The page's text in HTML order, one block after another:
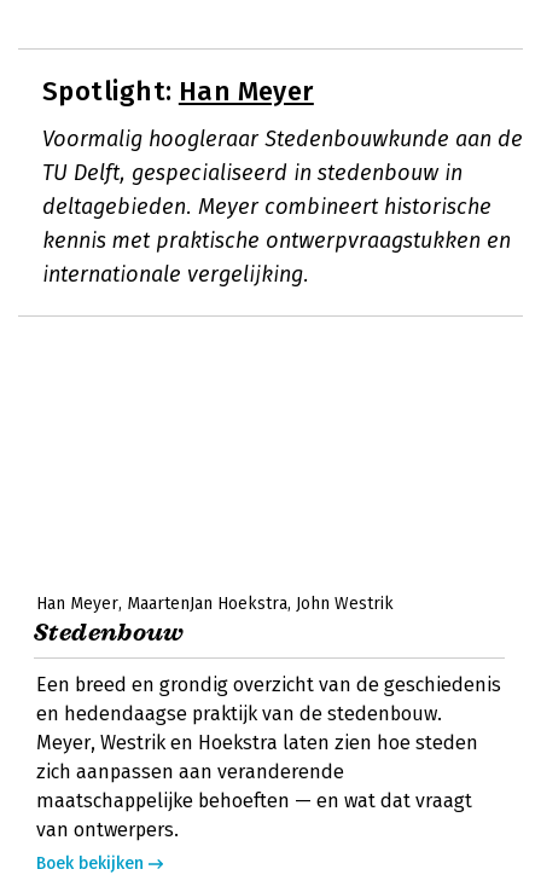
Spotlight: Han Meyer
Voormalig hoogleraar Stedenbouwkunde aan de
TU Delft, gespecialiseerd in stedenbouw in
deltagebieden. Meyer combineert historische
kennis met praktische ontwerpvraagstukken en
internationale vergelijking.
Han Meyer MaartenJan Hoekstra John Westrik
Stedenbouw
Een breed en grondig overzicht van de geschiedenis
en hedendaagse praktijk van de stedenbouw.
Meyer, Westrik en Hoekstra laten zien hoe steden
zich aanpassen aan veranderende
maatschappelijke behoeften — en wat dat vraagt
van ontwerpers.
Boek bekijken